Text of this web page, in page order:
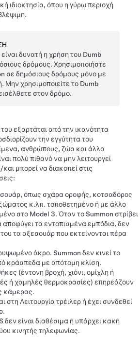
ιδιοκτησία, όπου η γύρω περιοχή
δυνατή η χρήση του Dumb
δρόμους. Χρησιμοποιήστε
σε δημόσιους δρόμους μόνο με
Μην χρησιμοποιείτε το Dumb
στον δρόμο.
εξαρτάται από την ικανότητα
την εγγύτητα του
ανθρώπους, ζώα και άλλα
πολύ πιθανό να μην λειτουργεί
μπορεί να διακοπεί στις
όπως σχάρα οροφής, κοτσαδόρος
κ.λπ. τοποθετημένο ή με άλλο
στο Model 3. Όταν τοSummon στρίβει
αποφύγει τα εντοπισμένα εμπόδια, δεν
τα αξεσουάρ που εκτείνονται πέρα
άκρο. Summon δεν κινεί το
κράσπεδα με απότομη κλίση.
(έντονη βροχή, χιόνι, ομίχλη ή
ή χαμηλές θερμοκρασίες) επηρεάζουν
κάμερας.
στη Λειτουργία τρέιλερ ή έχει συνδεθεί
δεν είναι διαθέσιμα ή υπάρχει κακή
κινητής τηλεφωνίας.